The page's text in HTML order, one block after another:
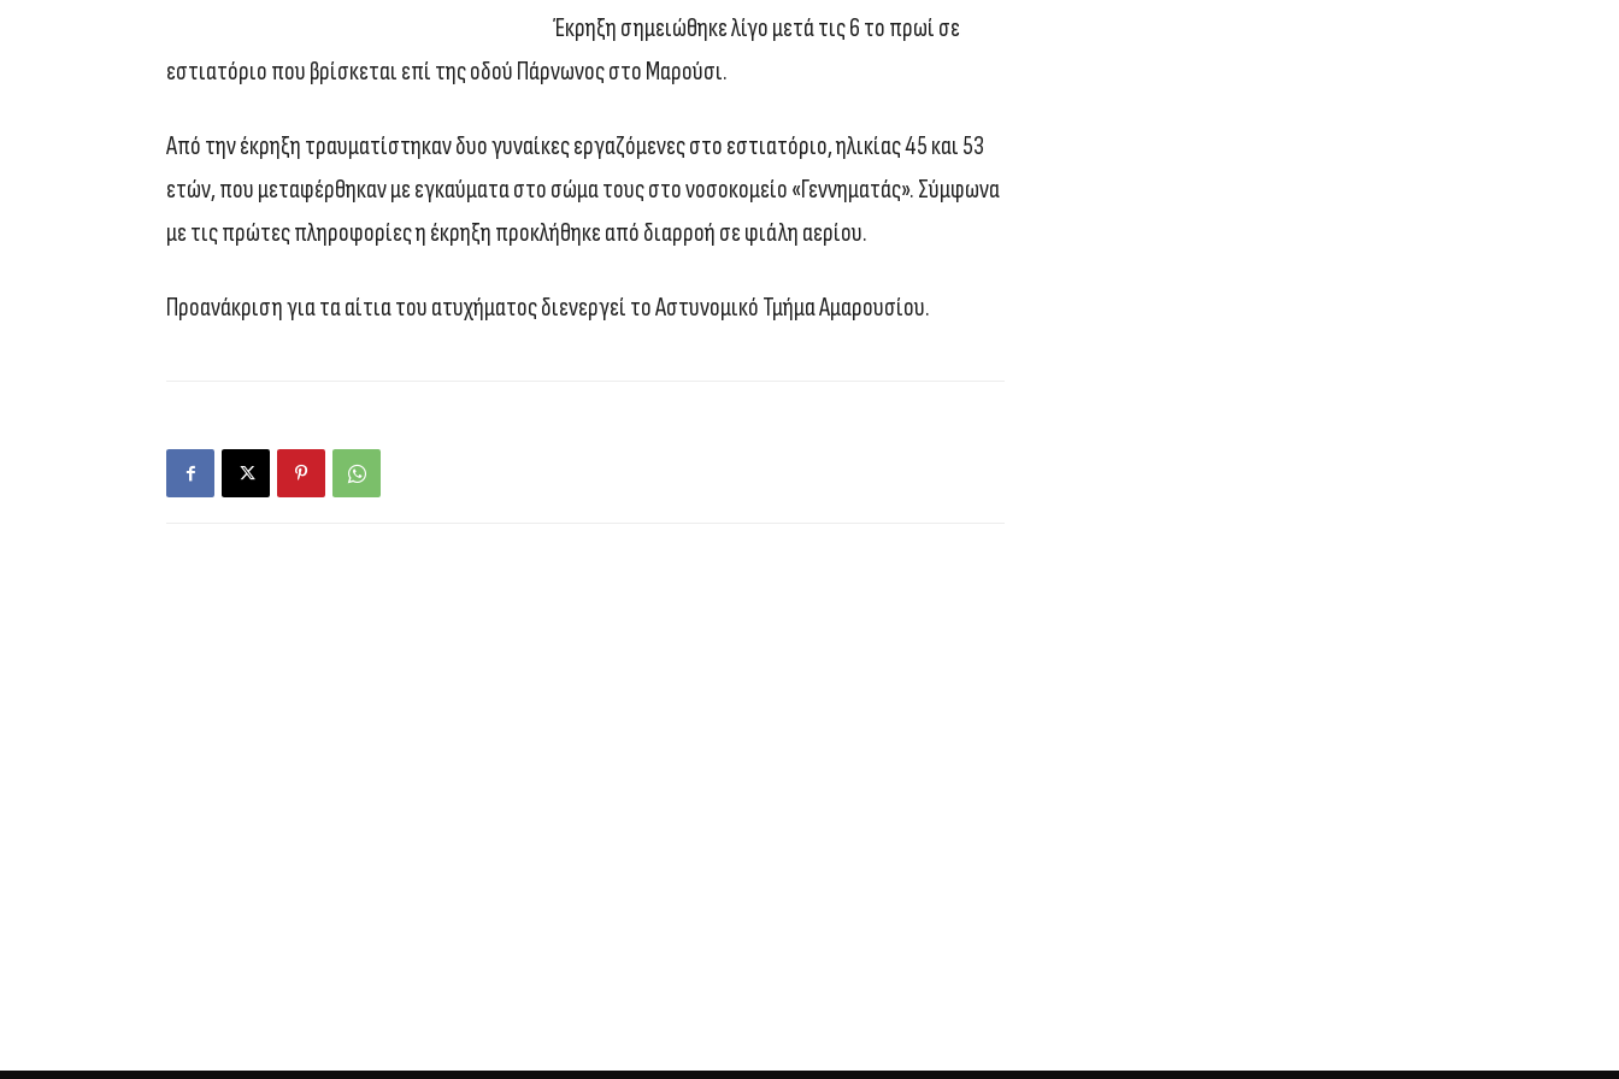
Έκρηξη σημειώθηκε λίγο μετά τις 6 το πρωί σε
εστιατόριο που βρίσκεται επί της οδού Πάρνωνος στο Μαρούσι.
Από την έκρηξη τραυματίστηκαν δυο γυναίκες εργαζόμενες στο εστιατόριο, ηλικίας 45 και 53
ετών, που μεταφέρθηκαν με εγκαύματα στο σώμα τους στο νοσοκομείο «Γεννηματάς». Σύμφωνα
με τις πρώτες πληροφορίες η έκρηξη προκλήθηκε από διαρροή σε φιάλη αερίου.
Προανάκριση για τα αίτια του ατυχήματος διενεργεί το Αστυνομικό Τμήμα Αμαρουσίου.